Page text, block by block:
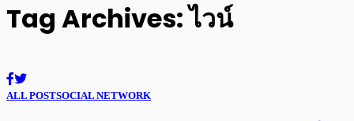
Tag Archives: ไวน์
ALL POSTSOCIAL NETWORK